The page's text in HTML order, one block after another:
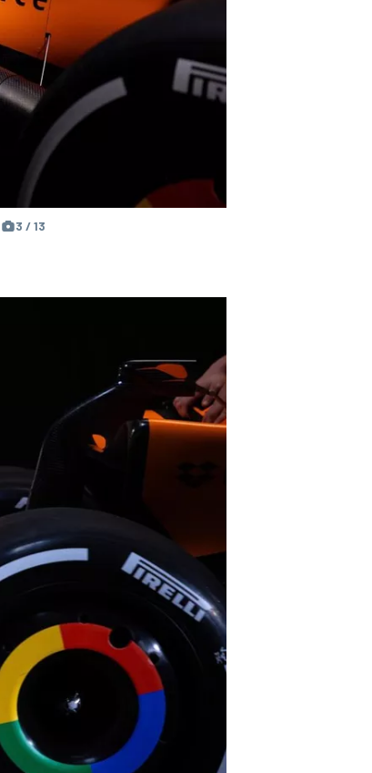
3 / 13